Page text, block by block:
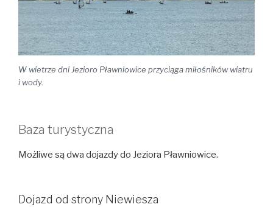
W wietrze dni Jezioro Pławniowice przyciąga miłośników wiatru
i wody.
Baza turystyczna
Możliwe są dwa dojazdy do Jeziora Pławniowice.
Dojazd od strony Niewiesza